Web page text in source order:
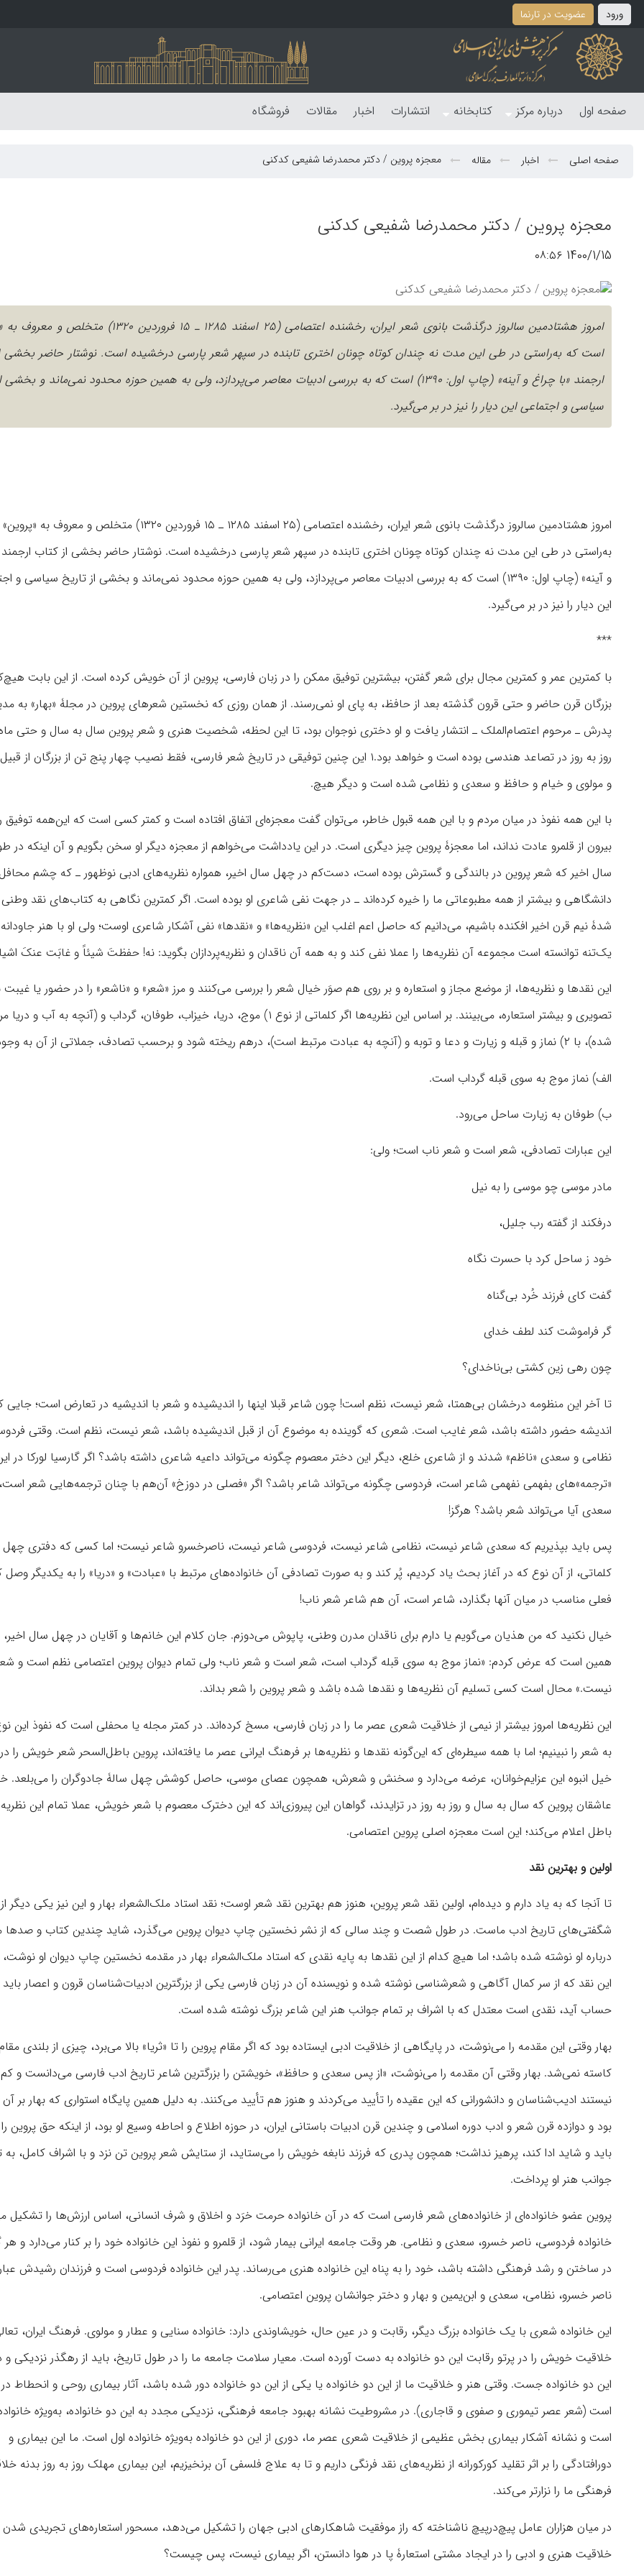
ورود عضویت در تارنما
صفحه اول درباره مرکز کتابخانه انتشارات اخبار مقالات فروشگاه
صفحه اصلی اخبار مقاله معجزه پروین / دکتر محمدرضا شفیعی کدکنی
معجزه پروین / دکتر محمدرضا شفیعی کدکنی
1400/1/15 ۰۸:۵۶
امروز هشتادمین سالروز درگذشت بانوی شعر ایران، رخشنده اعتصامی (۲۵ اسفند ۱۲۸۵ ـ ۱۵ فروردین
است که به‌راستی در طی این مدت نه چندان کوتاه چونان اختری تابنده در سپهر شعر پارسی درخشیده است. نوشتار حاضر بخشی
ارجمند «با چراغ و آینه» (چاپ اول: ۱۳۹۰) است که به بررسی ادبیات معاصر می‌پردازد، ولی به همین حوزه محدود نمی‌ماند و
سیاسی و اجتماعی این دیار را نیز در بر می‌گیرد.
امروز هشتادمین سالروز درگذشت بانوی شعر ایران، رخشنده اعتصامی (۲۵ اسفند ۱۲۸۵ ـ ۱۵ فروردین ۱۳۲۰)
به‌راستی در طی این مدت نه چندان کوتاه چونان اختری تابنده در سپهر شعر پارسی درخشیده است. نوشتار حاضر بخشی از کتاب ارجمند
و آینه» (چاپ اول: ۱۳۹۰) است که به بررسی ادبیات معاصر می‌پردازد، ولی به همین حوزه محدود نمی‌ماند و بخشی از تاریخ سیاسی و
این دیار را نیز در بر می‌گیرد.
***
با کمترین عمر و کمترین مجال برای شعر گفتن، بیشترین توفیق ممکن را در زبان فارسی، پروین از آن خویش کرده است. از این بابت
بزرگان قرن حاضر و حتی قرون گذشته بعد از حافظ، به پای او نمی‌ر‌سند. از همان روزی که نخستین شعرهای پروین در مجلۀ «بهار» به
پدرش ‌ـ مرحوم اعتصام‌الملک ـ انتشار یافت و او دختری نوجوان بود، تا این لحظه، شخصیت هنری و شعر پروین سال به سال و حتی
روز به‌ روز در تصاعد هندسی بوده است و خواهد بود.۱ این چنین توفیقی در تاریخ شعر فارسی، فقط نصیب چهار پنج تن از بزرگان
و مولوی و خیام و حافظ و سعدی و نظامی شده است و دیگر هیچ.
با این‌ همه نفوذ در میان مردم و با این همه قبول خاطر، می‌توان گفت معجزه‌ای اتفاق افتاده است و کمتر کسی است که این‌همه توفیق
بیرون از قلمرو عادت نداند، اما معجزۀ پروین چیز دیگری است. در این یادداشت می‌خواهم از معجزه دیگر او سخن بگویم و آن اینکه در
سال اخیر که شعر پروین در بالندگی و گسترش بوده است، دست‌کم در چهل سال اخیر، همواره نظریه‌های ادبی نوظهور ـ که چشم
دانشگاهی و بیشتر از همه مطبوعاتی ما را خیره کرده‌‌اند ـ در جهت نفی شاعری او بوده است. اگر کمترین نگاهی به کتاب‌های نقد وطنی
شدۀ نیم قرن اخیر افکنده باشیم، می‌دانیم که حاصل اعم اغلب این «نظریه‌ها» و «نقدها» نفی آشکار شاعری اوست؛ ولی او با هنر
یک‌تنه توانسته است مجموعه آن نظریه‌ها را عملا نفی کند و به همه آن ناقدان و نظریه‌پردازان بگوید: نه! حفظتَ شیئاً و غابَت عنکَ
این نقدها و نظریه‌ها، از موضع مجاز و استعاره و بر روی هم صوَر خیال شعر را بررسی می‌کنند و مرز «شعر» و «ناشعر» را در حضور یا غیبت
تصویری و بیشتر استعاره، می‌بینند. بر اساس این نظریه‌ها اگر کلماتی از نوع ۱) موج، ‌دریا، خیزاب، طوفان، گرداب و (آنچه به آب و
شده)، با ۲) نماز و قبله و زیارت و دعا و توبه و (آنچه به عبادت مرتبط است)، درهم ریخته شود و برحسب تصادف، جملاتی از آن به وجود آید که:
الف) نماز موج به سوی قبله گرداب است.
ب) طوفان به زیارت ساحل می‌رود.
این عبارات تصادفی، شعر است و شعر ناب است؛ ولی:
مادر موسی چو موسی را به نیل
درفکند از گفته رب جلیل،
خود ز ساحل کرد با حسرت نگاه
گفت کای فرزند خُرد بی‌گناه
گر فراموشت کند لطف خدای
چون رهی زین کشتی بی‌ناخدای؟
تا آخر این منظومه درخشان بی‌همتا، شعر نیست، نظم است! چون شاعر قبلا اینها را اندیشیده و شعر با اندیشیه در تعارض است؛ جایی
اندیشه حضور داشته باشد، شعر غایب است. شعری که گوینده به موضوع آن از قبل اندیشیده باشد، شعر نیست، نظم است. وقتی
نظامی و سعدی «ناظم» شدند و از شاعری خلع، دیگر این دختر معصوم چگونه می‌تواند داعیه شاعری داشته باشد؟ اگر گارسیا لورکا در
«ترجمه»های بفهمی نفهمی شاعر است، فردوسی چگونه می‌‌تواند شاعر باشد؟ اگر «فصلی در دوزخ» آن‌هم با چنان ترجمه‌هایی شعر
سعدی آیا می‌تواند شعر باشد؟ هرگز!
پس باید بپذیریم که سعدی شاعر نیست، نظامی شاعر نیست، فردوسی شاعر نیست، ناصرخسرو شاعر نیست؛ اما کسی که دفتری چهل
کلماتی، از آن نوع که در آغاز بحث یاد کردیم، پُر کند و به صورت تصادفی آن خانواده‌های مرتبط با «عبادت» و «دریا» را به یکدیگر وصل
فعلی مناسب در میان آنها بگذارد، شاعر است، آن هم شاعر شعر ناب!
خیال نکنید که من هذیان می‌گویم یا دارم برای ناقدان مدرن وطنی، پاپوش می‌دوزم. جان کلام این خانم‌ها و آقایان در چهل سال اخیر،‌
همین است که عرض کردم: «نماز موج به سوی قبله گرداب است، شعر است و شعر ناب؛ ولی تمام دیوان پروین اعتصامی نظم است و
نیست.» محال است کسی تسلیم آن نظریه‌ها و نقدها شده باشد و شعر پروین را شعر بداند.
این نظریه‌ها امروز بیشتر از نیمی از خلاقیت شعری عصر ما را در زبان فارسی، مسخ کرده‌اند. در کمتر مجله یا محفلی است که نفوذ این
به شعر را نبینیم؛ اما با همه سیطره‌‌ای که این‌گونه نقدها و نظریه‌ها بر فرهنگ ایرانی عصر ما یافته‌اند، پروین باطل‌السحر شعر خویش را در
خیل انبوه این عزایم‌خوانان، عرضه می‌دارد و سخنش و شعرش، همچون عصای موسی، حاصل کوشش چهل سالۀ جادوگران را می‌بلعد.
عاشقان پروین که سال به سال و روز به روز در تزایدند، گواهان این پیروزی‌اند که این دخترک معصوم با شعر خویش، عملا تمام این
باطل اعلام می‌کند؛ این است معجزه اصلی پروین اعتصامی.
اولین و بهترین نقد
تا آنجا که به یاد دارم و دیده‌ام، اولین نقد شعر پروین، هنوز هم بهترین نقد شعر اوست؛ نقد استاد ملک‌الشعراء بهار و این نیز یکی دیگر از
شگفتی‌های تاریخ ادب ماست. در طول شصت و چند سالی که از نشر نخستین چاپ دیوان پروین می‌گذرد، شاید چندین کتاب و صدها
درباره او نوشته شده باشد؛ اما هیچ کدام از این نقدها به پایه نقدی که استاد ملک‌الشعراء بهار در مقدمه نخستین چاپ دیوان او
این نقد که از سر کمال آگاهی و شعرشناسی نوشته شده و نویسنده آن در زبان فارسی یکی از بزرگترین ادبیات‌شناسان قرون و اعصار باید
حساب آید، نقدی است معتدل که با اشراف بر تمام جوانب هنر این شاعر بزرگ نوشته شده است.
بهار وقتی این مقدمه را می‌‌نوشت، در پایگاهی از خلاقیت ادبی ایستاده بود که اگر مقام پروین را تا «ثریا» بالا می‌برد، چیزی از بلندی
کاسته نمی‌شد. بهار وقتی آن مقدمه را می‌نوشت، «از پس سعدی و حافظ»، خویشتن را بزرگترین شاعر تاریخ ادب فارسی می‌دانست و کم
نیستند ادیب‌شناسان و دانشورانی که این عقیده را تأیید می‌کردند و هنوز هم تأیید می‌کنند. به دلیل همین پایگاه استواری که بهار بر آن
بود و دوازده قرن شعر و ادب دوره اسلامی و چندین قرن ادبیات باستانی ایران، در حوزه اطلاع و احاطه وسیع او بود، از اینکه حق پروین
باید و شاید ادا کند، پرهیز نداشت؛ همچون پدری که فرزند نابغه خویش را می‌ستاید، از ستایش شعر پروین تن نزد و با اشراف کامل، به
جوانب هنر او پرداخت.
پروین عضو خانواده‌ای از خانواده‌های شعر فارسی است که در آن خانواده حرمت خرَد و اخلاق و شرف انسانی، اساس ارزش‌ها را تشکیل
خانواده فردوسی، ناصر خسرو، سعدی و نظامی. هر وقت جامعه ایرانی بیمار شود، از قلمرو و نفوذ این خانواده خود را بر کنار می‌دارد و هر
در ساختن و رشد فرهنگی داشته باشد‌، خود را به پناه این خانواده هنری می‌رساند. پدر این خانواده فردوسی است و فرزندان رشیدش
ناصر خسرو، نظامی، سعدی و ابن‌یمین و بهار و دختر جوانشان پروین اعتصامی.
این خانواده شعری با یک خانواده بزرگ دیگر، رقابت و در عین حال، خویشاوندی دارد: خانواده سنایی و عطار و مولوی. فرهنگ ایران،
خلاقیت خویش را در پرتو رقابت این دو خانواده به دست آورده است. معیار سلامت جامعه ما را در طول تاریخ، باید از رهگذر نزدیکی و
این دو خانواده جست. وقتی هنر و خلاقیت ما از این دو خانواده یا یکی از این دو خانواده دور شده باشد، آثار بیماری روحی و انحطاط
است (شعر عصر تیموری و صفوی و قاجاری). در مشروطیت نشانه بهبود جامعه فرهنگی، نزدیکی مجدد به این دو خانواده، به‌ویژه
است و نشانه آشکار بیماری بخش عظیمی از خلاقیت شعری عصر ما، دوری از این دو خانواده به‌ویژه خانواده اول است. ما این بیماری و
دورافتادگی را بر اثر تقلید کورکورانه از نظریه‌های نقد فرنگی داریم و تا به علاج فلسفی آن برنخیزیم، این بیماری مهلک روز به روز بدنه
فرهنگی ما را نزارتر می‌کند.
در میان هزاران عامل پیچ‌درپیچ ناشناخته که راز موفقیت شاهکارهای ادبی جهان را تشکیل می‌دهد، مسحور استعاره‌های تجریدی شدن
خلاقیت هنری و ادبی را در ایجاد مشتی استعارۀ پا در هوا دانستن، اگر بیماری نیست، پس چیست؟